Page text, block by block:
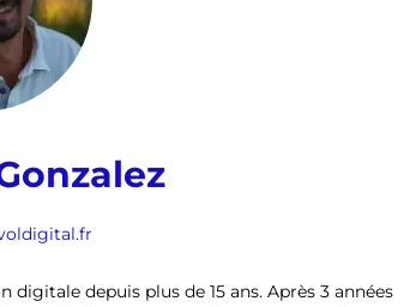
depuis plus de 15 ans. Après 3 années